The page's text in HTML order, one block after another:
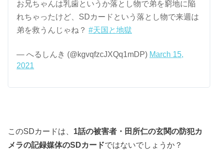
お兄ちゃんは乳歯というか落とし物で弟を窮地に陥
れちゃったけど、SDカードという落とし物で来週は
弟を救うんじゃね？#天国と地獄
— へるしんき (@kgvqfzcJXQq1mDP) March 15,
2021
このSDカードは、 1話の被害者・田所仁の玄関の防犯カ
メラの記録媒体のSDカードではないでしょうか？